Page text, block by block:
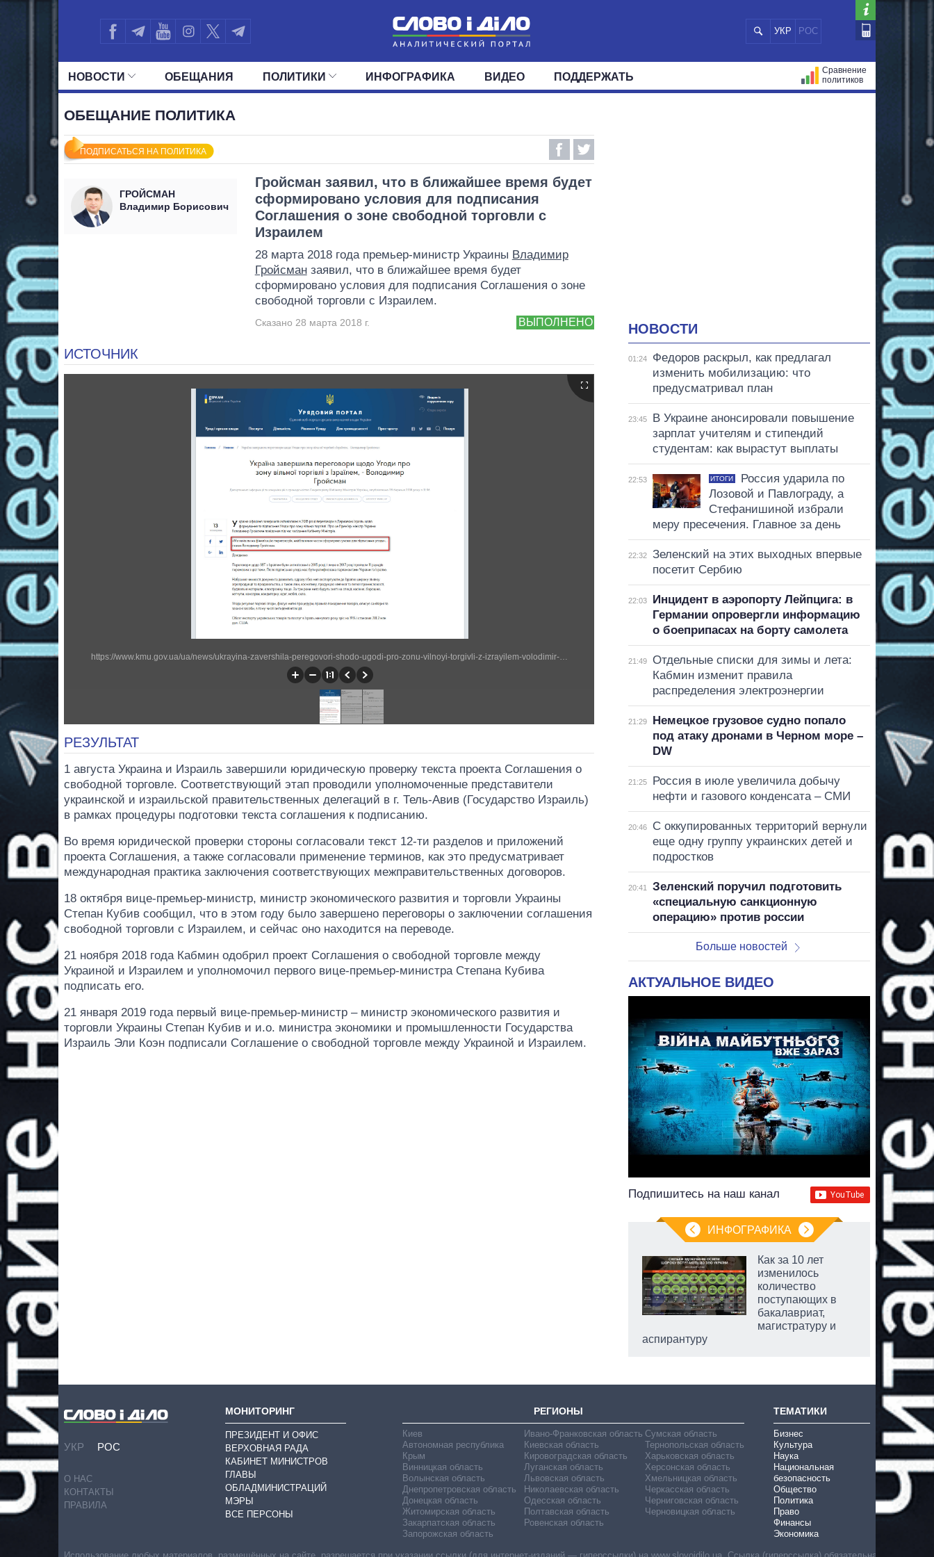
УКР РОС
НОВОСТИ
МИР
ОБЕЩАНИЯ ПОЛИТИКИ
ОКРУГА
ИНФОГРАФИКА ВИДЕО ПОДДЕРЖАТЬ
Сравнение
политиков
ОБЕЩАНИЕ ПОЛИТИКА
ПОДПИСАТЬСЯ НА ПОЛИТИКА
ГРОЙСМАН
Владимир Борисович
Гройсман заявил, что в ближайшее время будет
сформировано условия для подписания
Соглашения о зоне свободной торговли с
Израилем
28 марта 2018 года премьер-министр Украины Владимир
Гройсманзаявил, что в ближайшее время будет
сформировано условия для подписания Соглашения о зоне
свободной торговли с Израилем.
ВЫПОЛНЕНО
Сказано 28 марта 2018 г.
ИСТОЧНИК
РЕЗУЛЬТАТ
1 августа Украина и Израиль завершили юридическую проверку текста проекта Соглашения о
свободной торговле. Соответствующий этап проводили уполномоченные представители
украинской и израильской правительственных делегаций в г. Тель-Авив (Государство Израиль)
в рамках процедуры подготовки текста соглашения к подписанию.
Во время юридической проверки стороны согласовали текст 12-ти разделов и приложений
проекта Соглашения, а также согласовали применение терминов, как это предусматривает
международная практика заключения соответствующих межправительственных договоров.
18 октября вице-премьер-министр, министр экономического развития и торговли Украины
Степан Кубив сообщил, что в этом году было завершено переговоры о заключении соглашения
свободной торговли с Израилем, и сейчас оно находится на переводе.
21 ноября 2018 года Кабмин одобрил проект Соглашения о свободной торговле между
Украиной и Израилем и уполномочил первого вице-премьер-министра Степана Кубива
подписать его.
21 января 2019 года первый вице-премьер-министр – министр экономического развития и
торговли Украины Степан Кубив и и.о. министра экономики и промышленности Государства
Израиль Эли Коэн подписали Соглашение о свободной торговле между Украиной и Израилем.
НОВОСТИ
01:24
Федоров раскрыл, как предлагал
изменить мобилизацию: что
предусматривал план
23:45
В Украине анонсировали повышение
зарплат учителям и стипендий
студентам: как вырастут выплаты
22:53 ИТОГИ
Россия ударила по
Лозовой и Павлограду, а
Стефанишиной избрали
меру пресечения. Главное за день
22:32
Зеленский на этих выходных впервые
посетит Сербию
22:03
Инцидент в аэропорту Лейпцига: в
Германии опровергли информацию
о боеприпасах на борту самолета
21:49
Отдельные списки для зимы и лета:
Кабмин изменит правила
распределения электроэнергии
21:29
Немецкое грузовое судно попало
под атаку дронами в Черном море –
DW
21:25
Россия в июле увеличила добычу
нефти и газового конденсата – СМИ
20:46
С оккупированных территорий вернули
еще одну группу украинских детей и
подростков
20:41
Зеленский поручил подготовить
«специальную санкционную
операцию» против россии
Больше новостей
АКТУАЛЬНОЕ ВИДЕО
Подпишитесь на наш канал
ИНФОГРАФИКА
Как за 10 лет
изменилось
количество
поступающих в
бакалавриат,
магистратуру и
аспирантуру
УКР РОС
О НАС
КОНТАКТЫ
ПРАВИЛА
МОНИТОРИНГ
ПРЕЗИДЕНТ И ОФИС
ВЕРХОВНАЯ РАДА
КАБИНЕТ МИНИСТРОВ
ГЛАВЫ
ОБЛАДМИНИСТРАЦИЙ
МЭРЫ
ВСЕ ПЕРСОНЫ
РЕГИОНЫ
Киев
Автономная республика
Крым
Винницкая область
Волынская область
Днепропетровская область
Донецкая область
Житомирская область
Закарпатская область
Запорожская область
Ивано-Франковская область
Киевская область
Кировоградская область
Луганская область
Львовская область
Николаевская область
Одесская область
Полтавская область
Ровенская область
Сумская область
Тернопольская область
Харьковская область
Херсонская область
Хмельницкая область
Черкасская область
Черниговская область
Черновицкая область
ТЕМАТИКИ
Бизнес
Культура
Наука
Национальная
безопасность
Общество
Политика
Право
Финансы
Экономика